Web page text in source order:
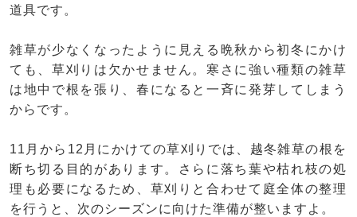
道具です。
雑草が少なくなったように見える晩秋から初冬にかけ
ても、草刈りは欠かせません。寒さに強い種類の雑草
は地中で根を張り、春になると一斉に発芽してしまう
からです。
11月から12月にかけての草刈りでは、越冬雑草の根を
断ち切る目的があります。さらに落ち葉や枯れ枝の処
理も必要になるため、草刈りと合わせて庭全体の整理
を行うと、次のシーズンに向けた準備が整いますよ。